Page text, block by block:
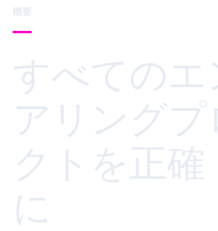
概要
すべてのエ
アリングプ
クトを正確
に